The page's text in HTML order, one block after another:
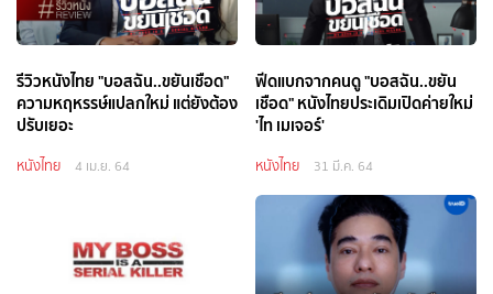
รีวิวหนังไทย "บอสฉัน..ขยันเชือด"
ความหฤหรรษ์แปลกใหม่ แต่ยังต้อง
ปรับเยอะ
หนังไทย 4 เม.ย. 64
ฟีดแบกจากคนดู "บอสฉัน..ขยัน
เชือด" หนังไทยประเดิมเปิดค่ายใหม่
'ไท เมเจอร์'
หนังไทย 31 มี.ค. 64